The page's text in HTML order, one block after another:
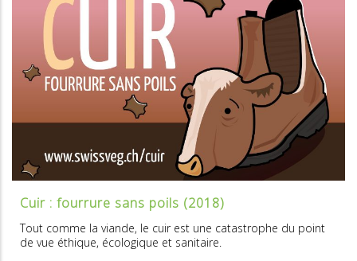
Cuir : fourrure sans poils (2018)
Tout comme la viande, le cuir est une catastrophe du point
de vue éthique, écologique et sanitaire.